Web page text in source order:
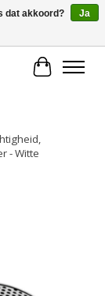
- Witte
dat akkoord?
Ja